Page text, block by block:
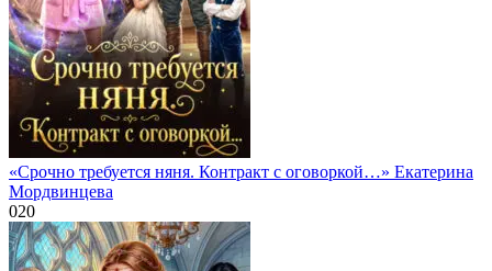
«Срочно требуется няня. Контракт с оговоркой…» Екатерина
Мордвинцева
020